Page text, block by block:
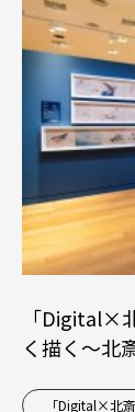
「Digital×
く描く～北
「Digital×北